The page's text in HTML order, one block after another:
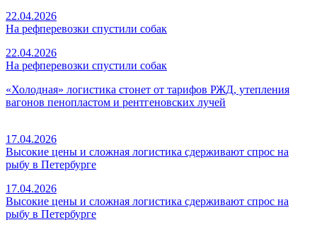
22.04.2026
На рефперевозки спустили собак
22.04.2026
На рефперевозки спустили собак
«Холодная» логистика стонет от тарифов РЖД, утепления
вагонов пенопластом и рентгеновских лучей
17.04.2026
Высокие цены и сложная логистика сдерживают спрос на
рыбу в Петербурге
17.04.2026
Высокие цены и сложная логистика сдерживают спрос на
рыбу в Петербурге